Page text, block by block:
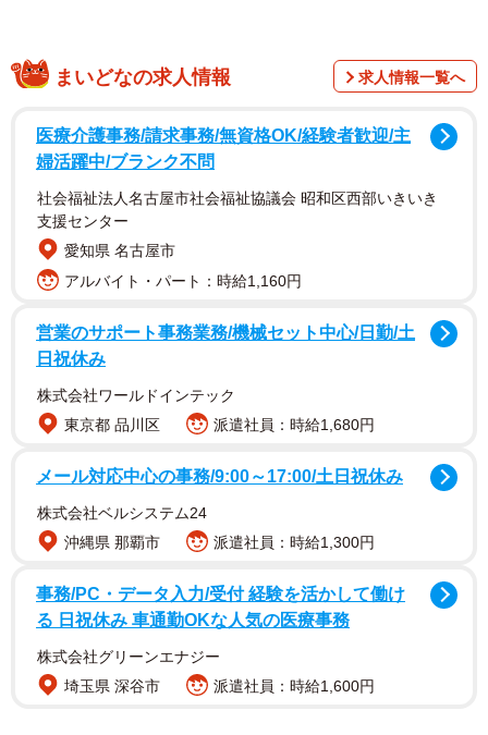
18～59歳の男女1000人（各年代125人ずつ）を対象とし
て、2024年7月にインターネットで実施されました。
これまでに、自然災害によって車に損害が生じたことがあるか（出典：
車に損害が生じた自然災害（出典：ソニー損害保険株式会社）
調査の結果、「これまでに、自然災害によって車に損害が
生じたことがある」と答えた人は22.3%。自然災害によっ
まいどなの求人情報 求人情報一覧へ
医療介護事務/請求事務/無資格OK/経験者歓迎/主
婦活躍中/ブランク不問
社会福祉法人名古屋市社会福祉協議会 昭和区西部いきいき
支援センター
愛知県 名古屋市
アルバイト・パート：時給1,160円
営業のサポート事務業務/機械セット中心/日勤/土
日祝休み
株式会社ワールドインテック
東京都 品川区
派遣社員：時給1,680円
メール対応中心の事務/9:00～17:00/土日祝休み
株式会社ベルシステム24
沖縄県 那覇市
派遣社員：時給1,300円
事務/PC・データ入力/受付 経験を活かして働け
る 日祝休み 車通勤OKな人気の医療事務
株式会社グリーンエナジー
埼玉県 深谷市
派遣社員：時給1,600円